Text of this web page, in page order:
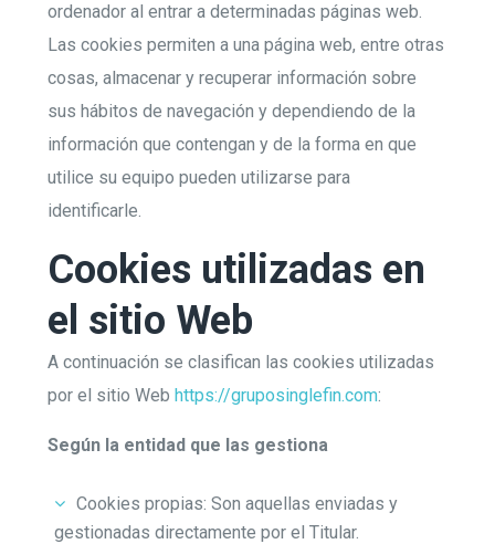
ordenador al entrar a determinadas páginas web.
Las cookies permiten a una página web, entre otras
cosas, almacenar y recuperar información sobre
sus hábitos de navegación y dependiendo de la
información que contengan y de la forma en que
utilice su equipo pueden utilizarse para
identificarle.
Cookies utilizadas en
el sitio Web
A continuación se clasifican las cookies utilizadas
por el sitio Web https://gruposinglefin.com:
Según la entidad que las gestiona
Cookies propias: Son aquellas enviadas y
gestionadas directamente por el Titular.